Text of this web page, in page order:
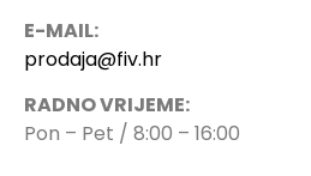
E-MAIL:
prodaja@fiv.hr
RADNO VRIJEME:
Pon – Pet / 8:00 – 16:00